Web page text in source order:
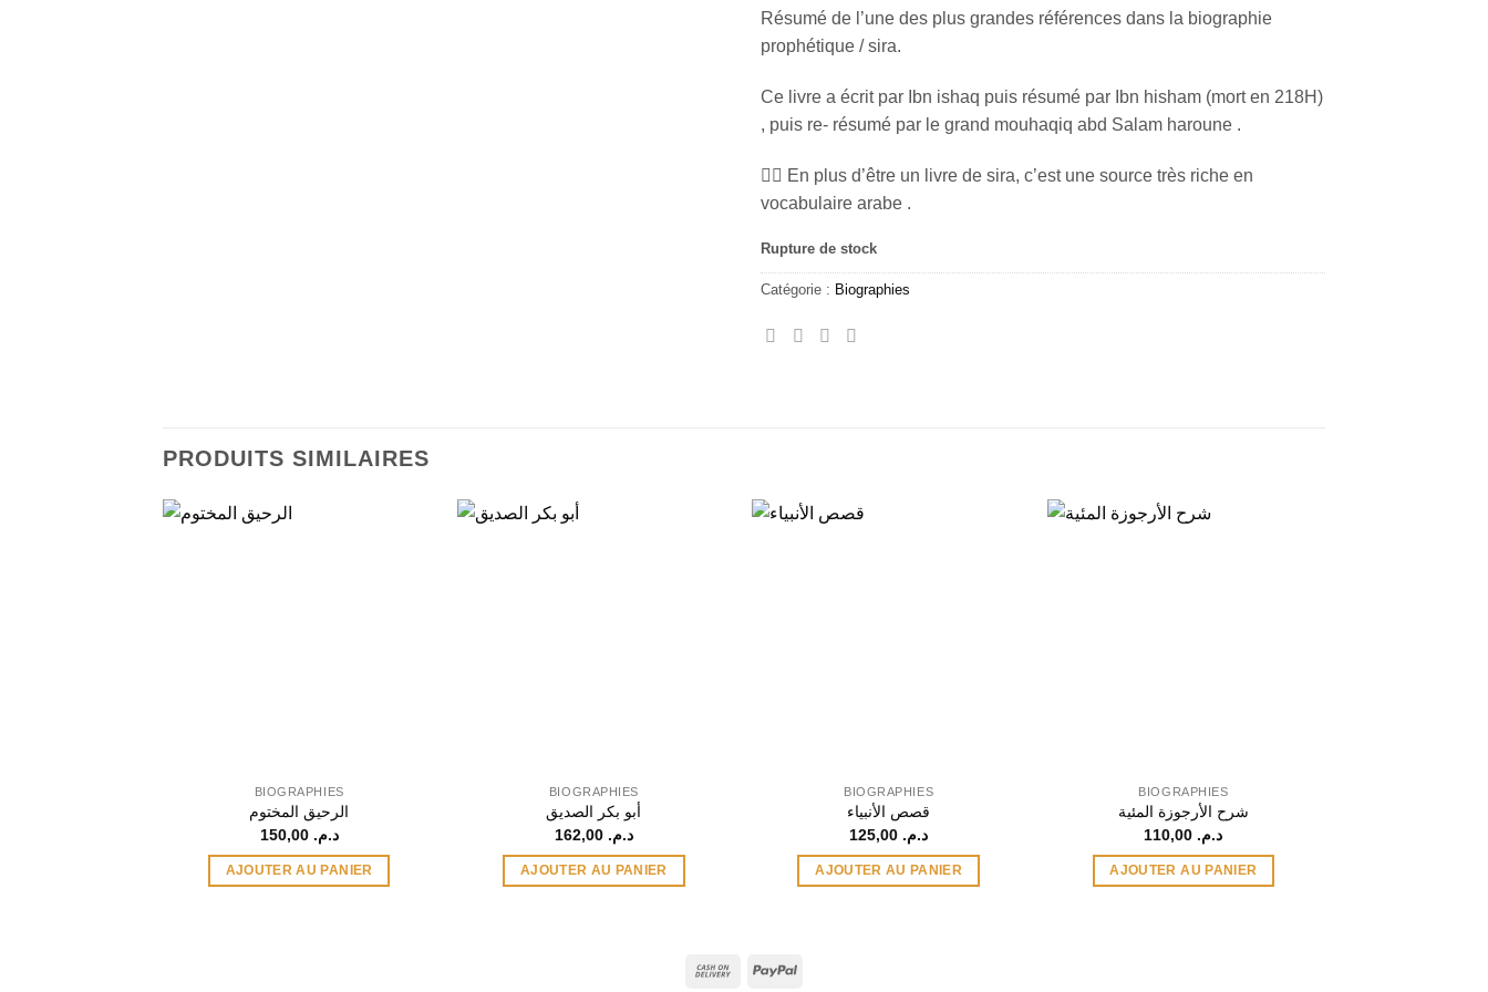
Résumé de l’une des plus grandes références dans la biographie
prophétique / sira.
Ce livre a écrit par Ibn ishaq puis résumé par Ibn hisham (mort en 218H)
, puis re- résumé par le grand mouhaqiq abd Salam haroune .
✍🏼 En plus d’être un livre de sira, c’est une source très riche en
vocabulaire arabe .
Rupture de stock
Catégorie : Biographies
PRODUITS SIMILAIRES
BIOGRAPHIES
الرحيق المختوم
د.م. 150,00
AJOUTER AU PANIER
BIOGRAPHIES
أبو بكر الصديق
د.م. 162,00
AJOUTER AU PANIER
BIOGRAPHIES
قصص الأنبياء
د.م.
AJOUTER AU PANIER
BIOGRAPHIES
شرح الأرجوزة المئية
د.م.
AJOUTER AU PANIER
Cash
PayPal